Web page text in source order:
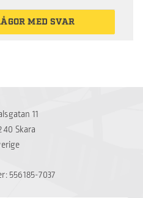
MED SVAR
11
40 Skara
556185-7037